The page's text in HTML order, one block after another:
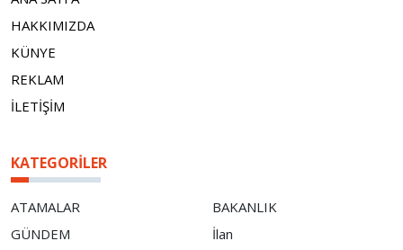
HAKKIMIZDA
KÜNYE
REKLAM
İLETİŞİM
KATEGORILER
ATAMALAR
BAKANLIK
GÜNDEM
İlan